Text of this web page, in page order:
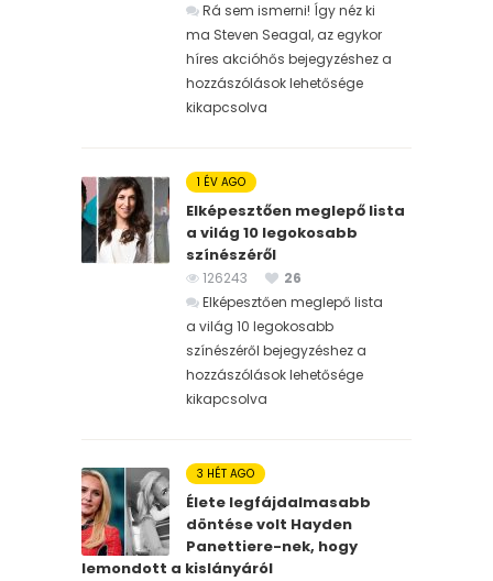
Rá sem ismerni! Így néz ki
ma Steven Seagal, az egykor
híres akcióhős bejegyzéshez a
hozzászólások lehetősége
kikapcsolva
1 ÉV AGO
Elképesztően meglepő lista
a világ 10 legokosabb
színészéről
126243
26
Elképesztően meglepő lista
a világ 10 legokosabb
színészéről bejegyzéshez a
hozzászólások lehetősége
kikapcsolva
3 HÉT AGO
Élete legfájdalmasabb
döntése volt Hayden
Panettiere-nek, hogy
lemondott a kislányáról